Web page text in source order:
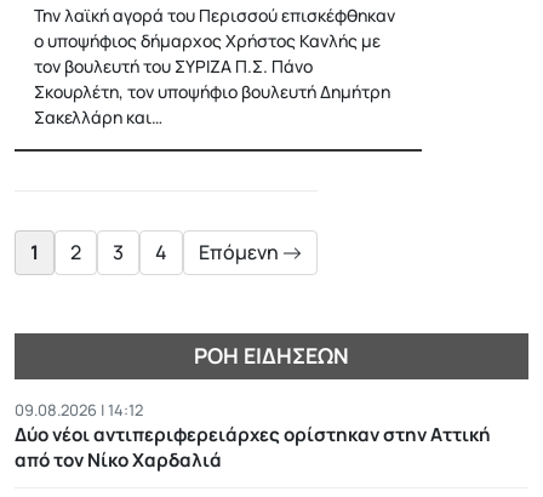
Την λαϊκή αγορά του Περισσού επισκέφθηκαν
ο υποψήφιος δήμαρχος Χρήστος Κανλής με
τον βουλευτή του ΣΥΡΙΖΑ Π.Σ. Πάνο
Σκουρλέτη, τον υποψήφιο βουλευτή Δημήτρη
Σακελλάρη και…
1 2 3 4 Επόμενη
ΡΟΉ ΕΙΔΉΣΕΩΝ
09.08.2026 | 14:12
Δύο νέοι αντιπεριφερειάρχες ορίστηκαν στην Αττική
από τον Νίκο Χαρδαλιά